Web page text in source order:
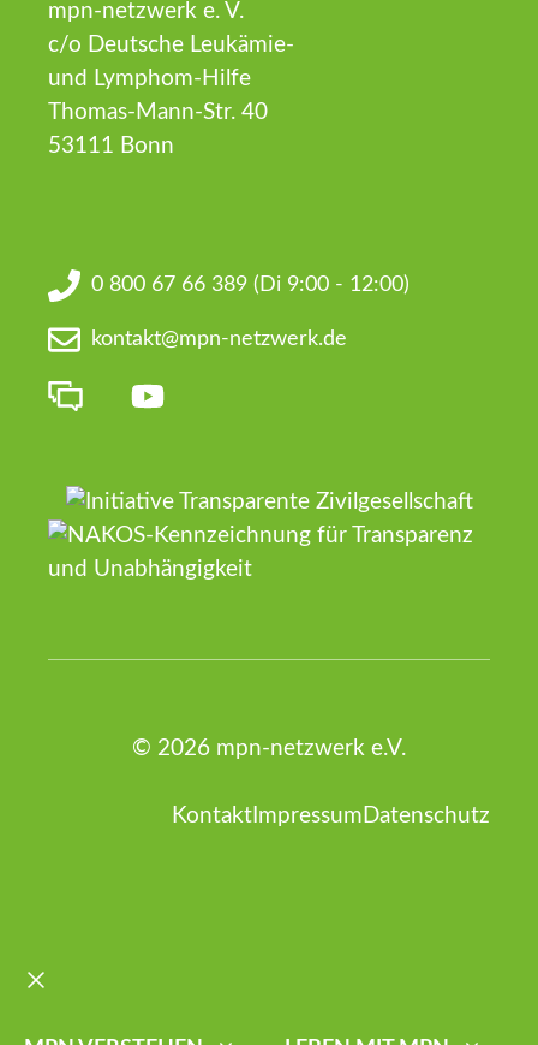
mpn-netzwerk e. V.
c/o Deutsche Leukämie-
und Lymphom-Hilfe
Thomas-Mann-Str. 40
53111 Bonn
0 800 67 66 389 (Di 9:00 - 12:00)
kontakt@mpn-netzwerk.de
© 2026 mpn-netzwerk e.V.
Kontakt Impressum Datenschutz